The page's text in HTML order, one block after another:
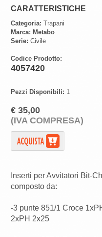
CARATTERISTICHE
Categoria: Trapani
Marca: Metabo
Serie: Civile
Codice Prodotto:
4057420
Pezzi Disponibili: 1
€ 35,00
(IVA COMPRESA)
Inserti per Avvitatori Bit-
composto da:
-3 punte 851/1 Croce
2xPH 2x25